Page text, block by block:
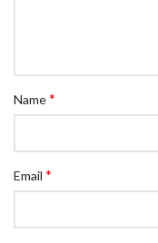
Name*
Email *